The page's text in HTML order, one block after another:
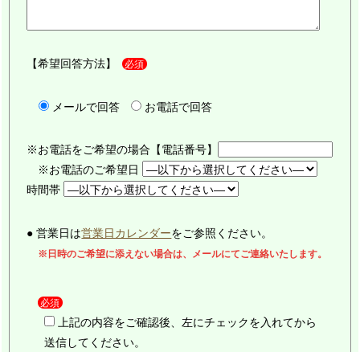
【希望回答方法】 必須
メールで回答 お電話で回答
※お電話をご希望の場合【電話番号】
※お電話のご希望日
時間帯
● 営業日は営業日カレンダーをご参照ください。
※日時のご希望に添えない場合は、メールにてご連絡いたします。
必須
上記の内容をご確認後、左にチェックを入れてから
送信してください。